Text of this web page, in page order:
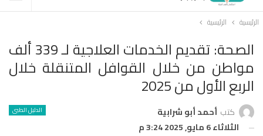
الرئيسية الرئيسية
الصحة: تقديم الخدمات العلاجية لـ 339 ألف
مواطن من خلال القوافل المتنقلة خلال
الربع الأول من 2025
الدليل الطبى كتب أحمد أبو شرابية
الثلاثاء 6 مايو, 2025 3:24 م